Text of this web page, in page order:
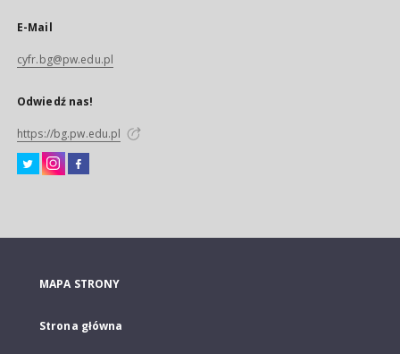
E-Mail
cyfr.bg@pw.edu.pl
Odwiedź nas!
https://bg.pw.edu.pl
MAPA STRONY
Strona główna